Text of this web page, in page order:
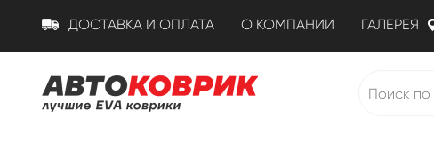
ДОСТАВКА И ОПЛАТА О КОМПАНИИ ГАЛЕРЕЯ